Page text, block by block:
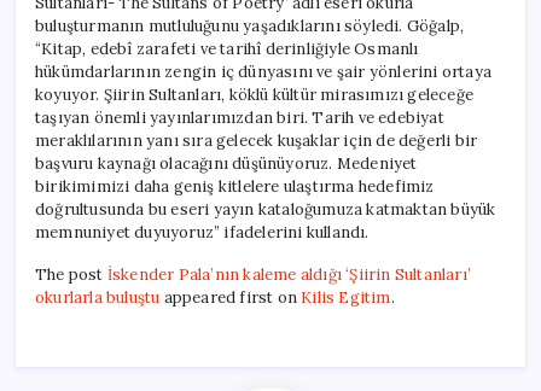
buluşturmanın mutluluğunu yaşadıklarını söyledi. Göğalp,
“Kitap, edebî zarafeti ve tarihî derinliğiyle Osmanlı
hükümdarlarının zengin iç dünyasını ve şair yönlerini ortaya
koyuyor. Şiirin Sultanları, köklü kültür mirasımızı geleceğe
taşıyan önemli yayınlarımızdan biri. Tarih ve edebiyat
meraklılarının yanı sıra gelecek kuşaklar için de değerli bir
başvuru kaynağı olacağını düşünüyoruz. Medeniyet
birikimimizi daha geniş kitlelere ulaştırma hedefimiz
doğrultusunda bu eseri yayın kataloğumuza katmaktan büyük
memnuniyet duyuyoruz” ifadelerini kullandı.
The post İskender Pala’nın kaleme aldığı ‘Şiirin Sultanları’
okurlarla buluştu appeared first on Kilis Egitim.